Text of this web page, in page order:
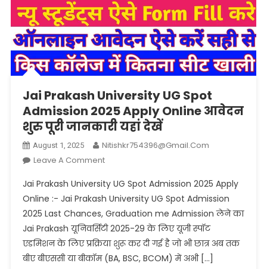
Jai Prakash University UG Spot
Admission 2025 Apply Online आवेदन
शुरु पूरी जानकारी यहां देखें
August 1, 2025
Nitishkr754396@gmail.com
Leave A CommentOn
Prakash
University
UG
Spot
Admission
2025
Jai Prakash University UG Spot Admission 2025 Apply
Online :- Jai Prakash University UG Spot Admission
2025 Last Chances, Graduation me Admission लेने का
Jai Prakash यूनिवर्सिटी 2025-29 के लिए यूजी स्पॉट
एडमिशन के लिए प्रक्रिया शुरू कर दी गई है जो भी छात्र अब तक
बीए बीएससी या बीकॉम (BA, BSC, BCOM) में अभी […]